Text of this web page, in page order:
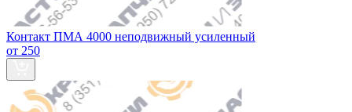
Контакт ПМА 4000 неподвижный усиленный
от 250